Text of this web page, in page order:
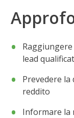
lead
Prevedere
reddito
Informare la